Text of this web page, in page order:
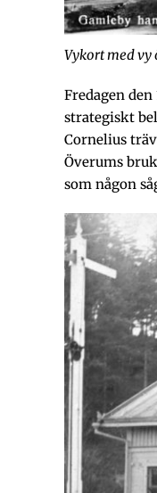
Vykort med vy
Fredagen
strategiskt
Cornelius
Överums
som någon